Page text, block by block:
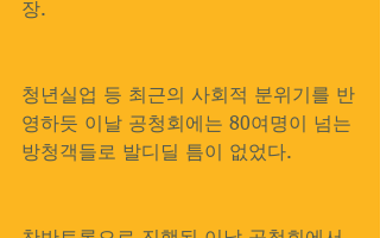
장.
청년실업 등 최근의 사회적 분위기를 반
영하듯 이날 공청회에는 80여명이 넘는
방청객들로 발디딜 틈이 없었다.